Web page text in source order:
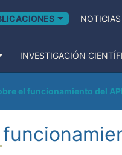
NOTICIAS
INVESTIGACIÓN
el funcionamiento del